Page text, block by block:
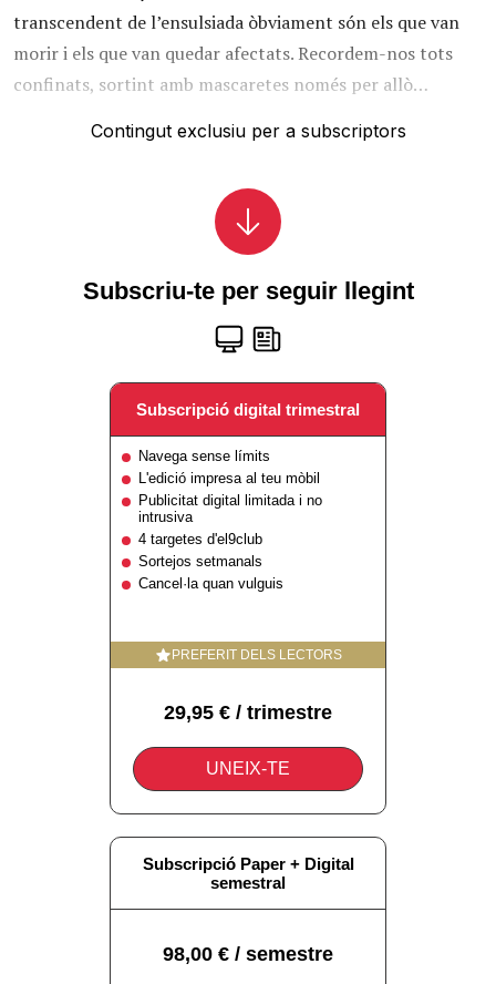
transcendent de l’ensulsiada òbviament són els que van
morir i els que van quedar afectats. Recordem-nos tots
confinats, sortint amb mascaretes només per allò…
Contingut exclusiu per a subscriptors